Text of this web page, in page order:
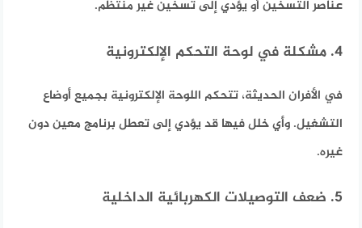
عناصر التسخين أو يؤدي إلى تسخين غير منتظم.
4. مشكلة في لوحة التحكم الإلكترونية
في الأفران الحديثة، تتحكم اللوحة الإلكترونية بجميع أوضاع
التشغيل. وأي خلل فيها قد يؤدي إلى تعطل برنامج معين دون
غيره.
5. ضعف التوصيلات الكهربائية الداخلية